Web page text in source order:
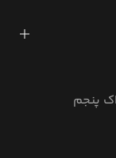
پنجم